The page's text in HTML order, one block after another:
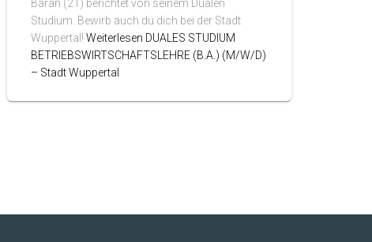
Baran (21) berichtet von seinem Dualen
Studium. Bewirb auch du dich bei der Stadt
Wuppertal! Weiterlesen DUALES STUDIUM
BETRIEBSWIRTSCHAFTSLEHRE (B.A.) (M/W/D)
– Stadt Wuppertal